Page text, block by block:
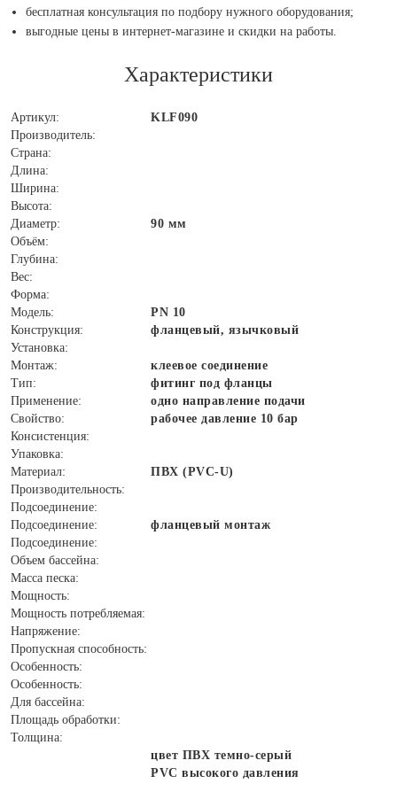
бесплатная консультация по подбору нужного оборудования;
выгодные цены в интернет-магазине и скидки на работы.
Характеристики
Артикул:
KLF090
Производитель:
Страна:
Длина:
Ширина:
Высота:
Диаметр:
90 мм
Объём:
Глубина:
Вес:
Форма:
Модель:
PN 10
Конструкция:
фланцевый, язычковый
Установка:
Монтаж:
клеевое соединение
Тип:
фитинг под фланцы
Применение:
одно направление подачи
Свойство:
рабочее давление 10 бар
Консистенция:
Упаковка:
Материал:
ПВХ (PVC-U)
Производительность:
Подсоединение:
Подсоединение:
фланцевый монтаж
Подсоединение:
Объем бассейна:
Масса песка:
Мощность:
Мощность потребляемая:
Напряжение:
Пропускная способность:
Особенность:
Особенность:
Для бассейна:
Площадь обработки:
Толщина:
цвет ПВХ темно-серый
PVC высокого давления